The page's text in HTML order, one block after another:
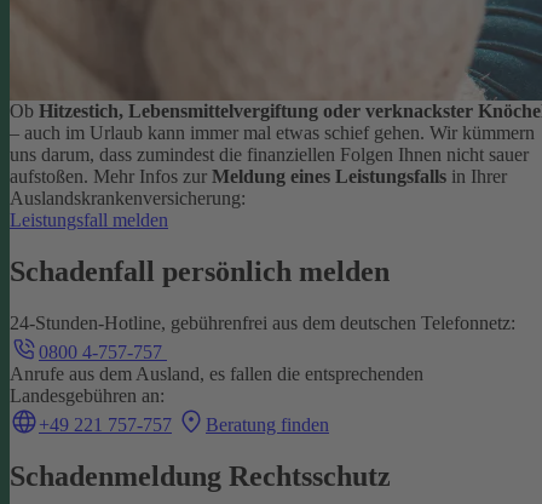
Ob Hitzestich, Lebensmittelvergiftung oder verknackster
– auch im Urlaub kann immer mal etwas schief gehen. Wir kümmern
uns darum, dass zumindest die finanziellen Folgen Ihnen nicht sauer
aufstoßen. Mehr Infos zur Meldung eines Leistungsfalls in Ihrer
Auslandskrankenversicherung:
Leistungsfall melden
Schadenfall persönlich melden
24-Stunden-Hotline, gebührenfrei aus dem deutschen Telefonnetz:
0800 4-757-757
Anrufe aus dem Ausland, es fallen die entsprechenden
Landesgebühren an:
+49 221 757-757
Beratung finden
Schadenmeldung Rechtsschutz